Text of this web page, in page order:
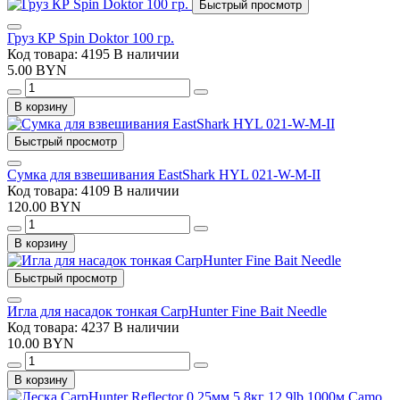
Быстрый просмотр
Груз КР Spin Doktor 100 гр.
Код товара: 4195 В наличии
5.00 BYN
В корзину
Быстрый просмотр
Сумка для взвешивания EastShark HYL 021-W-M-II
Код товара: 4109 В наличии
120.00 BYN
В корзину
Быстрый просмотр
Игла для насадок тонкая CarpHunter Fine Bait Needle
Код товара: 4237 В наличии
10.00 BYN
В корзину